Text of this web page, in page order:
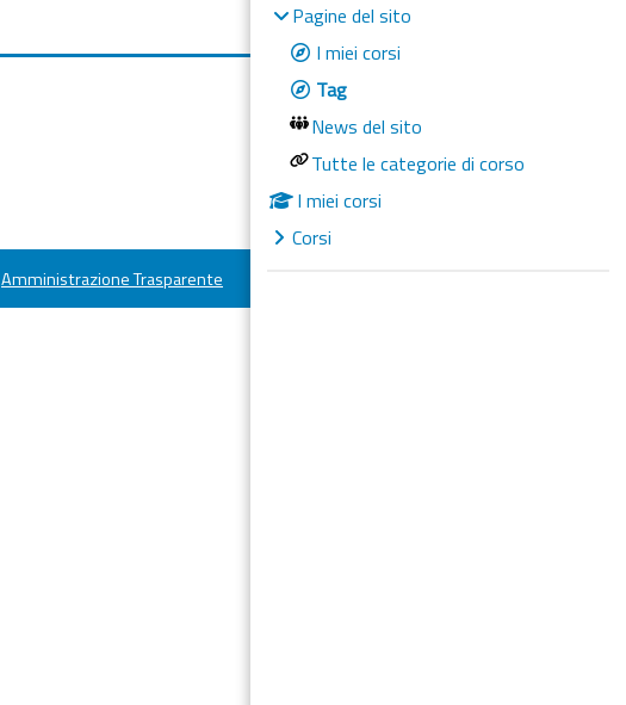
Pagine del sito
I miei corsi
Tag
News del sito
Tutte le categorie di corso
I miei corsi
Corsi
Amministrazione Trasparente